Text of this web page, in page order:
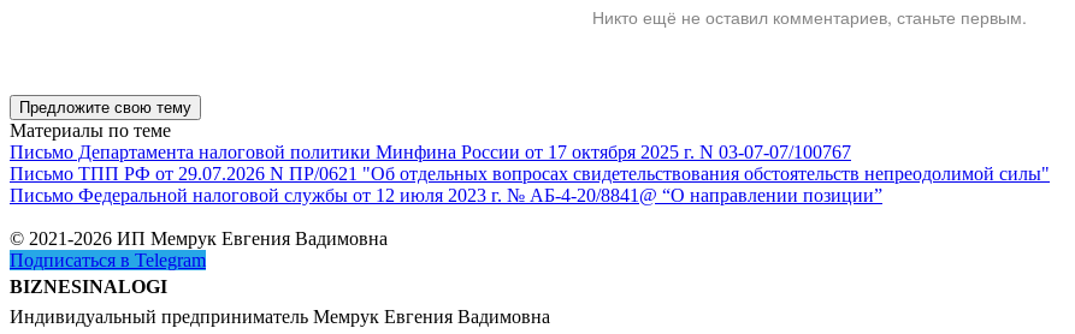
Никто ещё не оставил комментариев, станьте первым.
Предложите свою тему
Материалы по теме
Письмо Департамента налоговой политики Минфина России от 17 октября 2025 г. N 03-07-07/100767
Письмо ТПП РФ от 29.07.2026 N ПР/0621 "Об отдельных вопросах свидетельствования обстоятельств непреодолимой силы"
Письмо Федеральной налоговой службы от 12 июля 2023 г. № АБ-4-20/8841@ “О направлении позиции”
© 2021-2026 ИП Мемрук Евгения Вадимовна
Подписаться в Telegram
BIZNESINALOGI
Индивидуальный предприниматель Мемрук Евгения Вадимовна